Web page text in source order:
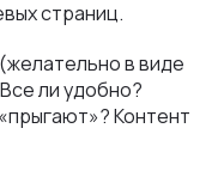
страниц.
в виде
ли удобно?
Контент